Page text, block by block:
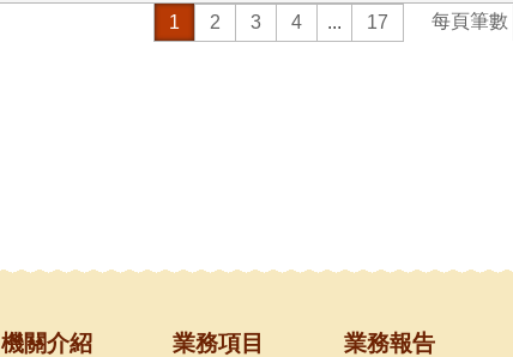
1 2 3 4 ... 17 每頁筆數
機關介紹 業務項目 業務報告